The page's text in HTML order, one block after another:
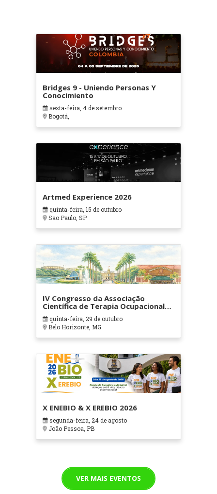
Bridges 9 - Uniendo Personas Y
Conocimiento
sexta-feira, 4 de setembro
Bogotá,
Artmed Experience 2026
quinta-feira, 15 de outubro
Sao Paulo, SP
IV Congresso da Associação
Científica de Terapia Ocupacional
em Contextos Hospitalares e
Cuidados Paliativos - ATOHOSP
quinta-feira, 29 de outubro
Belo Horizonte, MG
X ENEBIO & X EREBIO 2026
segunda-feira, 24 de agosto
João Pessoa, PB
VER MAIS EVENTOS